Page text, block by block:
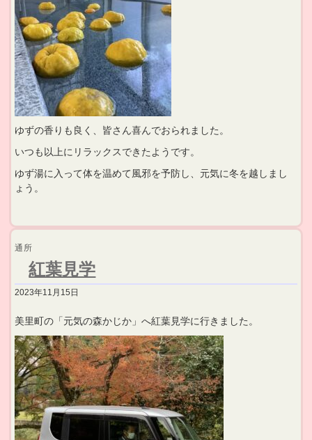
ゆずの香りも良く、皆さん喜んでおられました。
いつも以上にリラックスできたようです。
ゆず湯に入って体を温めて風邪を予防し、元気に冬を越しまし
ょう。
通所
紅葉見学
2023年11月15日
美里町の「元気の森かじか」へ紅葉見学に行きました。